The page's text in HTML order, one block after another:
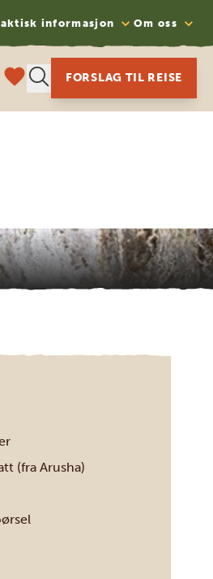
informasjon Om oss
FORSLAG TIL REISE
(fra Arusha)